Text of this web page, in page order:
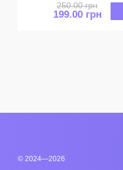
250.00 грн
199.00 грн
© 2024—2026